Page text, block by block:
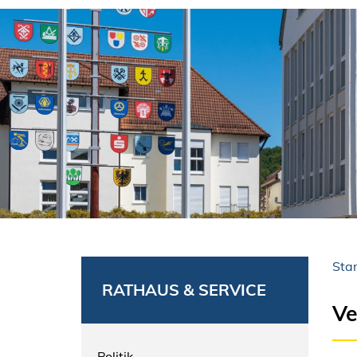
RATHAUS & SERVICE